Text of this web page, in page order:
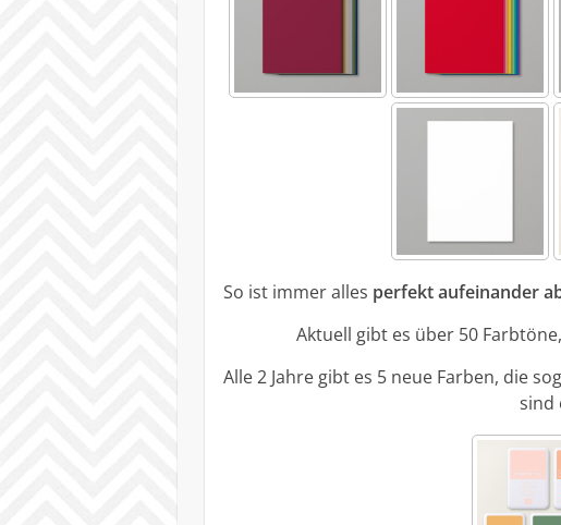
So ist immer alles perfekt aufeinander
Aktuell gibt es über 50
Alle 2 Jahre gibt es 5 neue Farben, die
sind